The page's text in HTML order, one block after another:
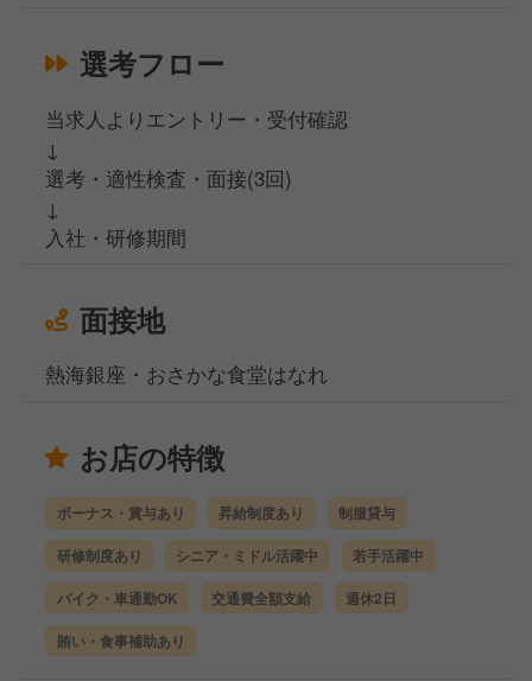
選考フロー
当求人よりエントリー・受付確認
↓
選考・適性検査・面接(3回)
↓
入社・研修期間
面接地
熱海銀座・おさかな食堂はなれ
お店の特徴
ボーナス・賞与あり 昇給制度あり 制服貸与
研修制度あり シニア・ミドル活躍中 若手活躍中
バイク・車通勤OK 交通費全額支給 週休2日
賄い・食事補助あり